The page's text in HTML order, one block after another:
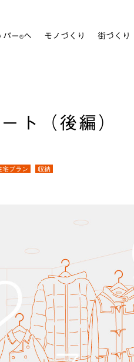
パー®へ モノづくり 街づくり
ト（後編）
宅プラン 収納